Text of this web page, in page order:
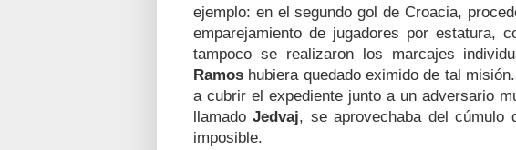
ejemplo: en el segundo gol de Croacia,
emparejamiento de jugadores por estatura,
tampoco se realizaron los marcajes
Ramos hubiera quedado eximido de tal
a cubrir el expediente junto a un adversario
llamadoJedvaj, se aprovechaba del cúmulo
imposible.